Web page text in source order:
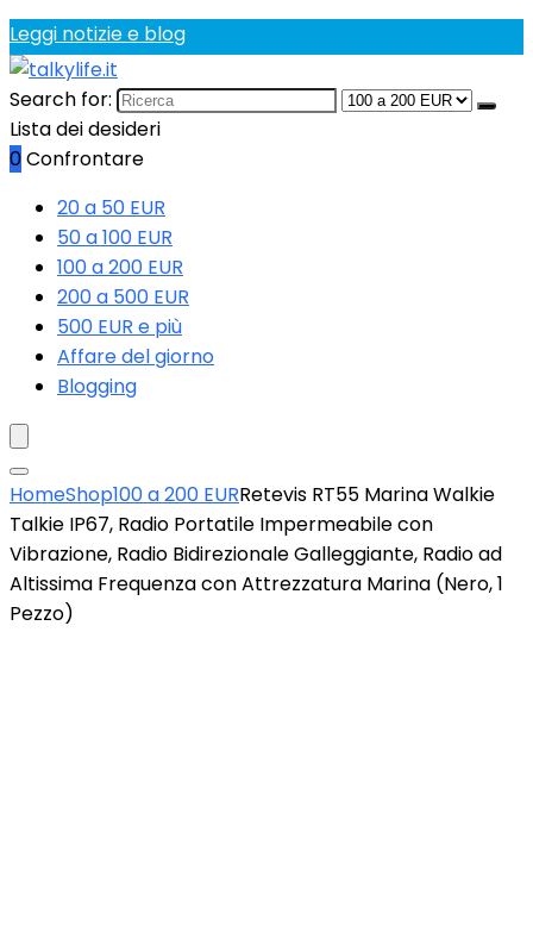
Leggi notizie e blog
Search for:
Lista dei desideri
0Confrontare
20 a 50 EUR
50 a 100 EUR
100 a 200 EUR
200 a 500 EUR
500 EUR e più
Affare del giorno
Blogging
HomeShop100 a 200 EURRetevis RT55 Marina Walkie
Talkie IP67, Radio Portatile Impermeabile con
Vibrazione, Radio Bidirezionale Galleggiante, Radio ad
Altissima Frequenza con Attrezzatura Marina (Nero, 1
Pezzo)